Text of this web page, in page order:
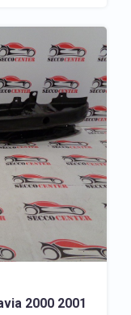
2000 2001